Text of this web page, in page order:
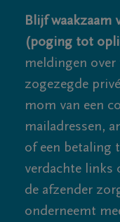
Blijf waakzaam
(poging tot
meldingen over
zogezegde
mom van een
mailadressen,
of een betaling
verdachte links
de afzender
onderneemt